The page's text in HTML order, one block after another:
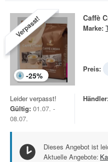
Verpasst!
-25%
Caffè
Marke:
Preis:
Leider verpasst!
Gültig: 01.07. -
08.07.
Dieses Angebot ist
Aktuelle Angebote: